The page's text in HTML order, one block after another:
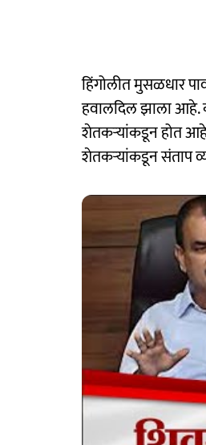
हिंगोलीत मुसळधार
हवालदिल झाला आहे.
शेतकऱ्यांकडून होत आहे.
शेतकऱ्यांकडून संताप